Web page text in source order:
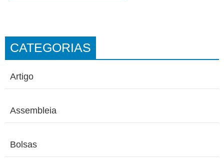
CATEGORIAS
Artigo
Assembleia
Bolsas